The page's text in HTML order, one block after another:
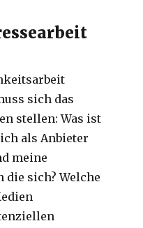
sich das
stellen: Was ist
als Anbieter
meine
die sich? Welche